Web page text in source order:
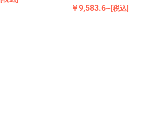
￥9,583.6~[税込]